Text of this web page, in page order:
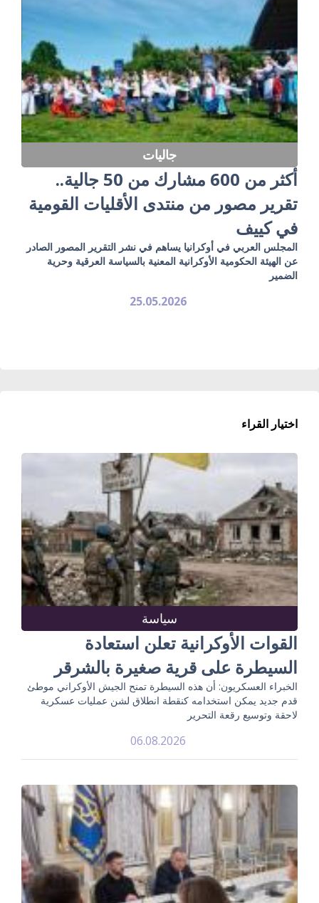
جاليات
أكثر من 600 مشارك من 50 جالية..
تقرير مصور من منتدى الأقليات القومية
في كييف
المجلس العربي في أوكرانيا يساهم في نشر التقرير المصور الصادر
عن الهيئة الحكومية الأوكرانية المعنية بالسياسة العرقية وحرية
الضمير
25.05.2026
اختيار القراء
سياسة
القوات الأوكرانية تعلن استعادة
السيطرة على قرية صغيرة بالشرقر
الخبراء العسكريون: أن هذه السيطرة تمنح الجيش الأوكراني موطئ
قدم جديد يمكن استخدامه كنقطة انطلاق لشن عمليات عسكرية
لاحقة وتوسيع رقعة التحرير
06.08.2026